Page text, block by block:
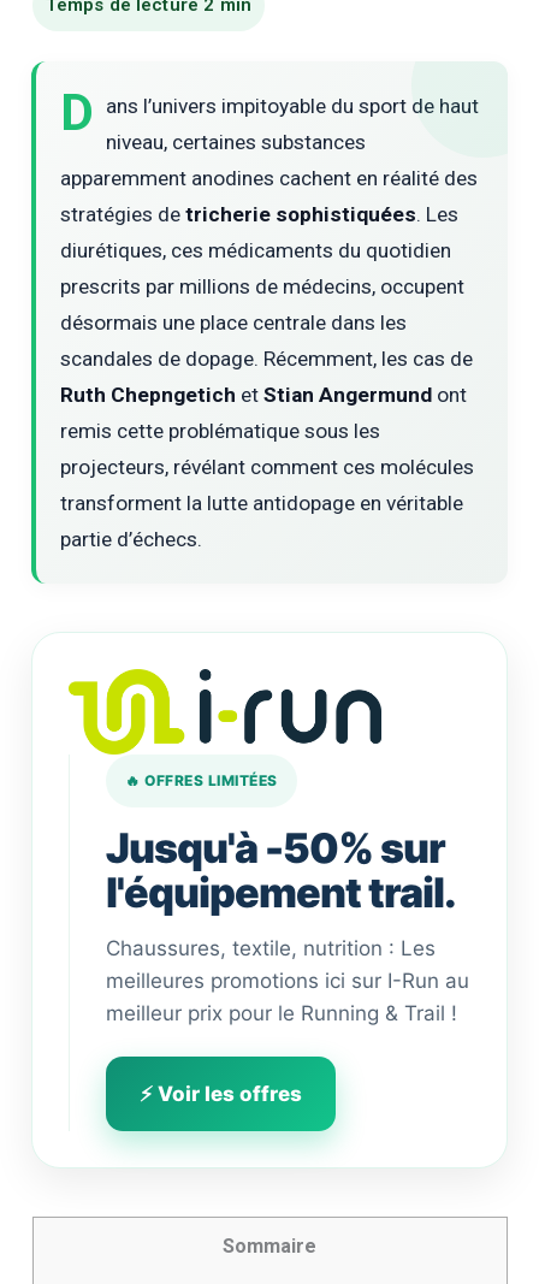
D
ans l’univers impitoyable du sport de haut
niveau, certaines substances
apparemment anodines cachent en réalité des
stratégies detricherie sophistiquées. Les
diurétiques, ces médicaments du quotidien
prescrits par millions de médecins, occupent
désormais une place centrale dans les
scandales de dopage. Récemment, les cas de
Ruth Chepngetich etStian Angermund ont
remis cette problématique sous les
projecteurs, révélant comment ces molécules
transforment la lutte antidopage en véritable
partie d’échecs.
🔥 OFFRES LIMITÉES
Jusqu'à -50% sur
l'équipement trail.
Chaussures, textile, nutrition : Les
meilleures promotions ici sur I-Run au
meilleur prix pour le Running & Trail !
⚡ Voir les offres
Sommaire